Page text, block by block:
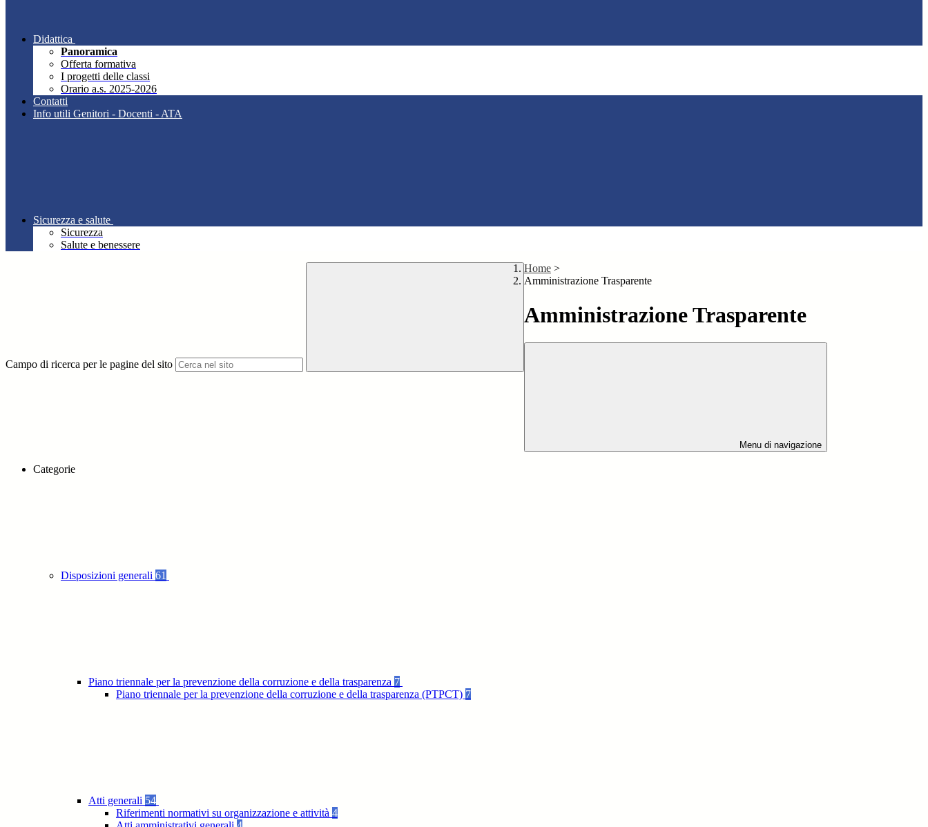
Didattica
Panoramica
Offerta formativa
I progetti delle classi
Orario a.s. 2025-2026
Contatti
Info utili Genitori - Docenti - ATA
Sicurezza e salute
Sicurezza
Salute e benessere
Campo di ricerca per le pagine del sito
Home >
Amministrazione Trasparente
Amministrazione Trasparente
Menu di navigazione
Categorie
Disposizioni generali 61
Piano triennale per la prevenzione della corruzione e della trasparenza 7
Piano triennale per la prevenzione della corruzione e della trasparenza (PTPCT) 7
Atti generali 54
Riferimenti normativi su organizzazione e attività 4